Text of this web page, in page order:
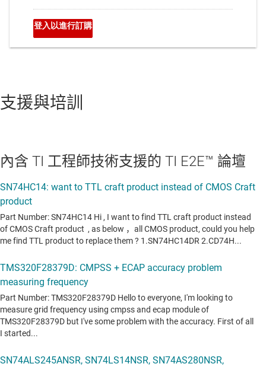
支援與培訓
內含 TI 工程師技術支援的 TI E2E™ 論壇